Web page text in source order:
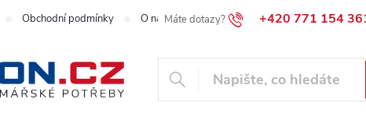
+420 771 154
Obchodní podmínky O naší společnosti Blog Volná pracovní